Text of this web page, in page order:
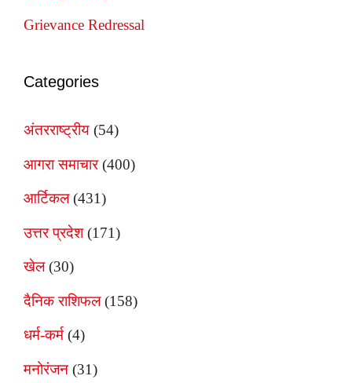
Grievance Redressal
Categories
अंतरराष्ट्रीय (54)
आगरा समाचार(400)
आर्टिकल(431)
उत्तर प्रदेश(171)
खेल(30)
दैनिक राशिफल(158)
धर्म-कर्म (4)
मनोरंजन (31)